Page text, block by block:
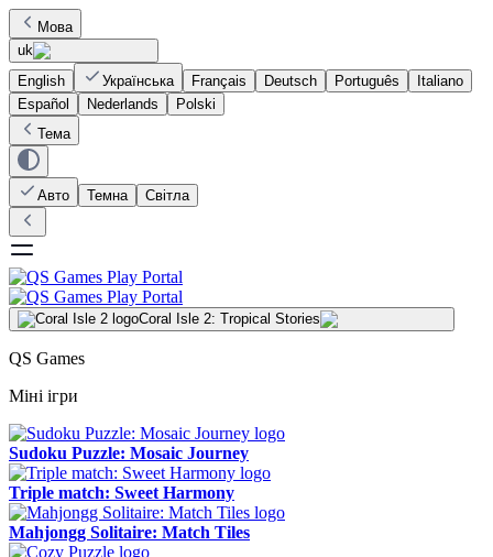
Мова
uk
English
Українська Français Deutsch Português
Italiano
Español
Nederlands
Polski
Тема
Авто Темна Світла
Coral Isle 2: Tropical Stories
QS Games
Міні ігри
Sudoku Puzzle: Mosaic Journey
Triple match: Sweet Harmony
Mahjongg Solitaire: Match Tiles